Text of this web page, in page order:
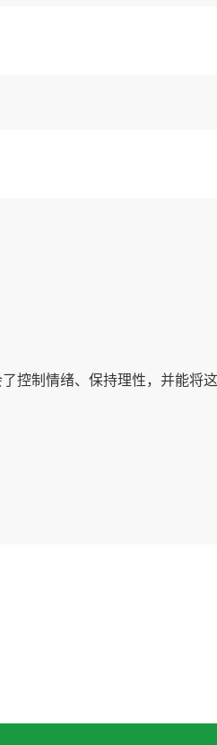
控制情绪、保持理性，并能将
节课见！